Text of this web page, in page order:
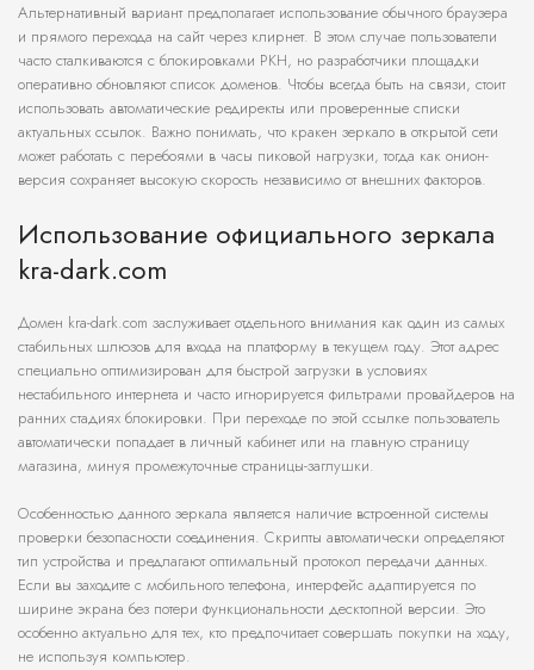
Альтернативный вариант предполагает использование обычного браузера
и прямого перехода на сайт через клирнет. В этом случае пользователи
часто сталкиваются с блокировками РКН, но разработчики площадки
оперативно обновляют список доменов. Чтобы всегда быть на связи, стоит
использовать автоматические редиректы или проверенные списки
актуальных ссылок. Важно понимать, что кракен зеркало в открытой сети
может работать с перебоями в часы пиковой нагрузки, тогда как онион-
версия сохраняет высокую скорость независимо от внешних факторов.
Использование официального зеркала
kra-dark.com
Домен kra-dark.com заслуживает отдельного внимания как один из самых
стабильных шлюзов для входа на платформу в текущем году. Этот адрес
специально оптимизирован для быстрой загрузки в условиях
нестабильного интернета и часто игнорируется фильтрами провайдеров на
ранних стадиях блокировки. При переходе по этой ссылке пользователь
автоматически попадает в личный кабинет или на главную страницу
магазина, минуя промежуточные страницы-заглушки.
Особенностью данного зеркала является наличие встроенной системы
проверки безопасности соединения. Скрипты автоматически определяют
тип устройства и предлагают оптимальный протокол передачи данных.
Если вы заходите с мобильного телефона, интерфейс адаптируется по
ширине экрана без потери функциональности десктопной версии. Это
особенно актуально для тех, кто предпочитает совершать покупки на ходу,
не используя компьютер.